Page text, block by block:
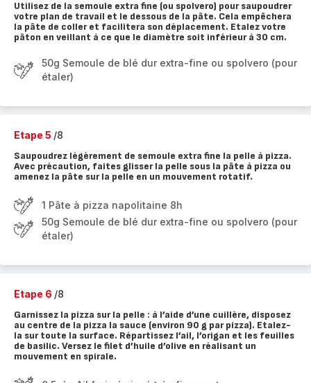
Utilisez de la semoule extra fine (ou spolvero) pour saupoudrer
votre plan de travail et le dessous de la pâte. Cela empêchera
la pâte de coller et facilitera son déplacement. Etalez votre
pâton en veillant à ce que le diamètre soit inférieur à 30 cm.
50g Semoule de blé dur extra-fine ou spolvero (pour
étaler)
Etape 5 /8
Saupoudrez légèrement de semoule extra fine la pelle à pizza.
Avec précaution, faites glisser la pelle sous la pâte à pizza ou
amenez la pâte sur la pelle en un mouvement rotatif.
1 Pâte à pizza napolitaine 8h
50g Semoule de blé dur extra-fine ou spolvero (pour
étaler)
Etape 6 /8
Garnissez la pizza sur la pelle : à l’aide d’une cuillère, disposez
au centre de la pizza la sauce (environ 90 g par pizza). Etalez-
la sur toute la surface. Répartissez l’ail, l’origan et les feuilles
de basilic. Versez le filet d’huile d’olive en réalisant un
mouvement en spirale.